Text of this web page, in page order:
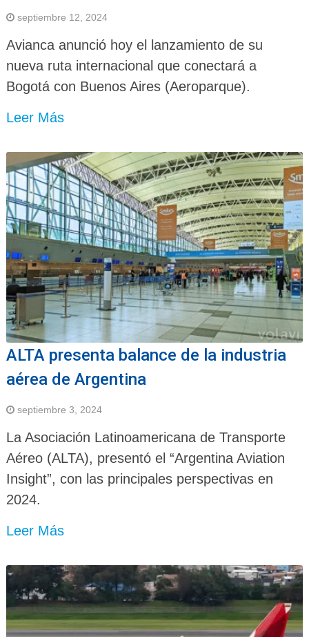
septiembre 12, 2024
Avianca anunció hoy el lanzamiento de su
nueva ruta internacional que conectará a
Bogotá con Buenos Aires (Aeroparque).
Leer Más
ALTA presenta balance de la industria
aérea de Argentina
septiembre 3, 2024
La Asociación Latinoamericana de Transporte
Aéreo (ALTA), presentó el “Argentina Aviation
Insight”, con las principales perspectivas en
2024.
Leer Más